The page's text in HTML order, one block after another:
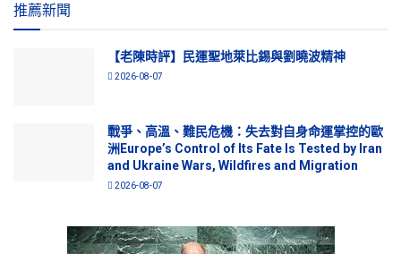
推薦新聞
【老陳時評】民運聖地萊比錫與劉曉波精神
2026-08-07
戰爭、高溫、難民危機：失去對自身命運掌控的歐
洲Europe’s Control of Its Fate Is Tested by Iran
and Ukraine Wars, Wildfires and Migration
2026-08-07